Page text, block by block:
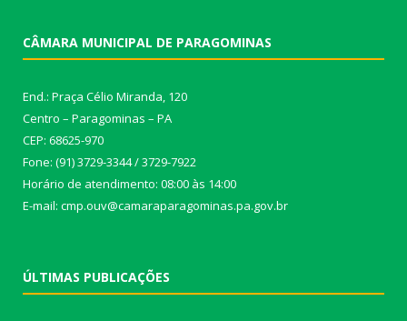
CÂMARA MUNICIPAL DE PARAGOMINAS
End.: Praça Célio Miranda, 120
Centro – Paragominas – PA
CEP: 68625-970
Fone: (91) 3729-3344 / 3729-7922
Horário de atendimento: 08:00 às 14:00
E-mail: cmp.ouv@camaraparagominas.pa.gov.br
ÚLTIMAS PUBLICAÇÕES